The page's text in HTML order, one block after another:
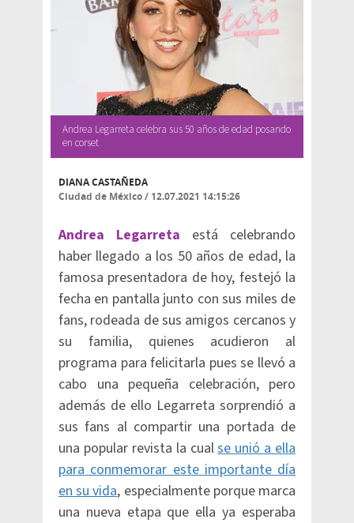
Andrea Legarreta celebra sus 50 años de edad posando
en corset
DIANA CASTAÑEDA
Ciudad de México/ 12.07.2021 14:15:26
Andrea Legarreta está celebrando
haber llegado a los 50 años de edad, la
famosa presentadora de hoy, festejó la
fecha en pantalla junto con sus miles de
fans, rodeada de sus amigos cercanos y
su familia, quienes acudieron al
programa para felicitarla pues se llevó a
cabo una pequeña celebración, pero
además de ello Legarreta sorprendió a
sus fans al compartir una portada de
una popular revista la cualse unió a ella
para conmemorar este importante día
en su vida, especialmente porque marca
una nueva etapa que ella ya esperaba